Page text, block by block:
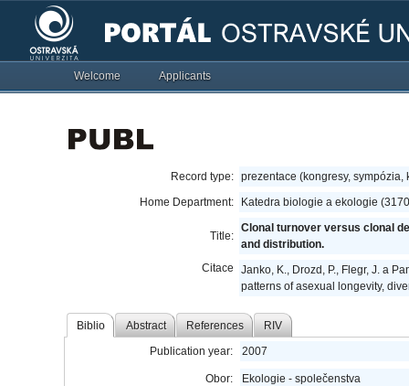
Welcome Applicants
Record type: prezentace (kongresy, sympózia,
Home Department:
Katedra biologie a ekologie
Title:
Clonal turnover versus clonal
and distribution.
Citace
Janko, K., Drozd, P., Flegr, J. a
patterns of asexual longevity,
Biblio Abstract References RIV
Publication year: 2007
Obor: Ekologie - společenstva